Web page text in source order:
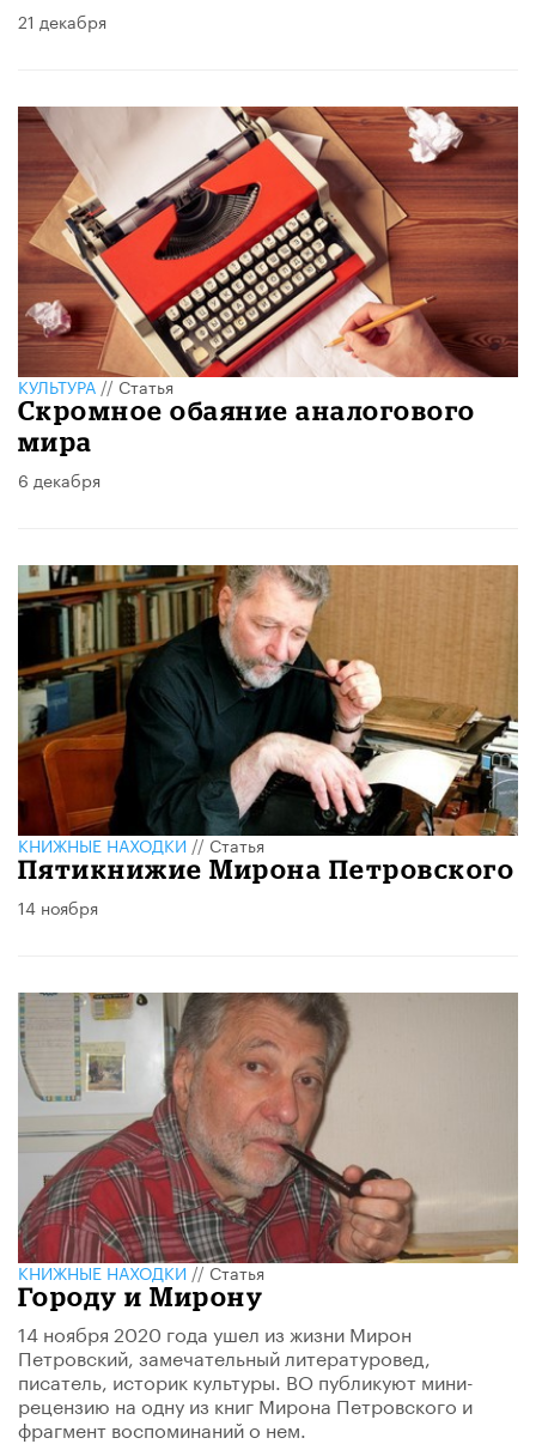
21 декабря
КУЛЬТУРА//Статья
Скромное обаяние аналогового
мира
6 декабря
КНИЖНЫЕ НАХОДКИ//Статья
Пятикнижие Мирона Петровского
14 ноября
КНИЖНЫЕ НАХОДКИ//Статья
Городу и Мирону
14 ноября 2020 года ушел из жизни Мирон
Петровский, замечательный литературовед,
писатель, историк культуры. ВО публикуют мини-
рецензию на одну из книг Мирона Петровского и
фрагмент воспоминаний о нем.